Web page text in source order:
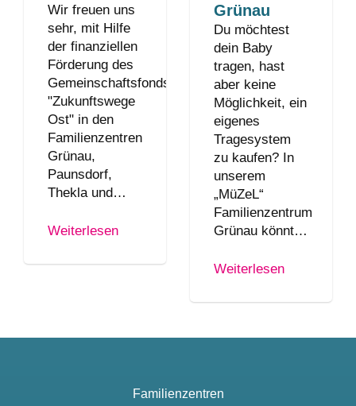
Wir freuen uns
sehr, mit Hilfe
der finanziellen
Förderung des
Gemeinschaftsfonds
"Zukunftswege
Ost" in den
Familienzentren
Grünau,
Paunsdorf,
Thekla und…
Weiterlesen
Grünau
Du möchtest
dein Baby
tragen, hast
aber keine
Möglichkeit, ein
eigenes
Tragesystem
zu kaufen? In
unserem
„MüZeL“
Familienzentrum
Grünau könnt…
Weiterlesen
Familienzentren